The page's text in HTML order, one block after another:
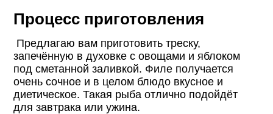
Процесс приготовления
Предлагаю вам приготовить треску,
запечённую в духовке с овощами и яблоком
под сметанной заливкой. Филе получается
очень сочное и в целом блюдо вкусное и
диетическое. Такая рыба отлично подойдёт
для завтрака или ужина.